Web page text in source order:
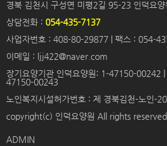
경북 김천시 구성면 미평2길 95-23 인덕요양
상담전화 : 054-435-7137
사업자번호 : 408-80-29877 | 팩스 : 054-
이메일 : ljj422@naver.com
장기요양기관 인덕요양원: 1-47150-00242
47150-00243
노인복지시설허가번호 : 제 경북김천-노인-
copyright(c) 인덕요양원 All rights reserved.
ADMIN